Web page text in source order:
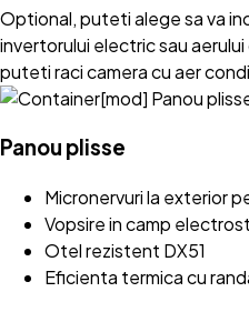
Optional, puteti alege sa va
invertorului electric sau
puteti raci camera cu aer
Panou plisse
Micronervuri la exterior
Vopsire in camp
Otel rezistent DX51
Eficienta termica cu